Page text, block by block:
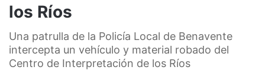
los Ríos
Una patrulla de la Policía Local de Benavente
intercepta un vehículo y material robado del
Centro de Interpretación de los Ríos